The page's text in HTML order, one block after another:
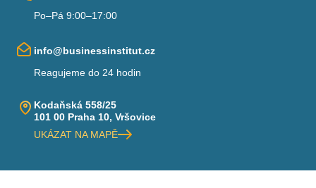
Po–Pá 9:00–17:00
info@businessinstitut.cz
Reagujeme do 24 hodin
Kodaňská 558/25
101 00 Praha 10, Vršovice
UKÁZAT NA MAPĚ